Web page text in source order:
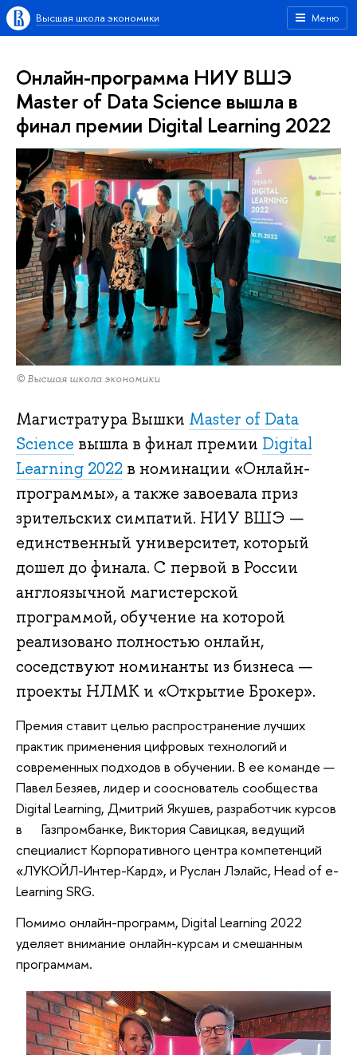
Меню
Высшая школа экономики
Онлайн-программа НИУ ВШЭ
Master of Data Science вышла в
финал премии Digital Learning 2022
© Высшая школа экономики
Магистратура Вышки Master of Data
Science вышла в финал премии Digital
Learning 2022 в номинации «Онлайн-
программы», а также завоевала приз
зрительских симпатий. НИУ ВШЭ —
единственный университет, который
дошел до финала. С первой в России
англоязычной магистерской
программой, обучение на которой
реализовано полностью онлайн,
соседствуют номинанты из бизнеса —
проекты НЛМК и «Открытие Брокер».
Премия ставит целью распространение лучших
практик применения цифровых технологий и
современных подходов в обучении. В ее команде —
Павел Безяев, лидер и сооснователь сообщества
Digital Learning, Дмитрий Якушев, разработчик курсов
в Газпромбанке, Виктория Савицкая, ведущий
специалист Корпоративного центра компетенций
«ЛУКОЙЛ-Интер-Кард», и Руслан Лэлайс, Head of e-
Learning SRG.
Помимо онлайн-программ, Digital Learning 2022
уделяет внимание онлайн-курсам и смешанным
программам.